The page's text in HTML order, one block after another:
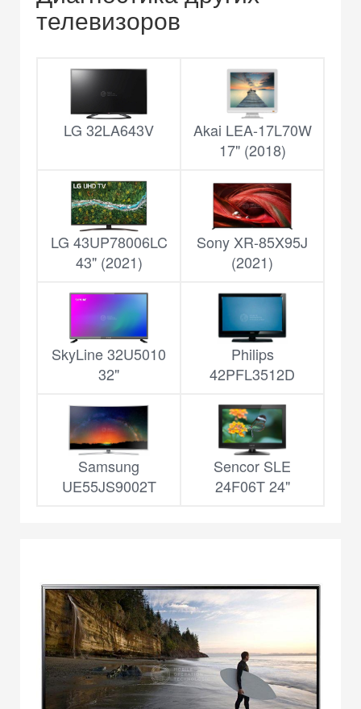
телевизоров
LG 32LA643V
Akai LEA-17L70W
17" (2018)
LG 43UP78006LC
43" (2021)
Sony XR-85X95J
(2021)
SkyLine 32U5010
32"
Philips
42PFL3512D
Samsung
UE55JS9002T
Sencor SLE
24F06T 24"